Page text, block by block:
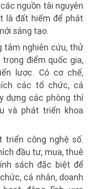
nguồn tài nguyên
là đất hiếm để phát
sáng tạo.
tâm nghiên cứu, thử
điểm quốc gia,
lược. Có cơ chế,
các tổ chức, cá
dựng các phòng thí
và phát triển khoa
triển công nghệ số.
đầu tư, mua, thuê
sách đặc biệt để
cá nhân, doanh